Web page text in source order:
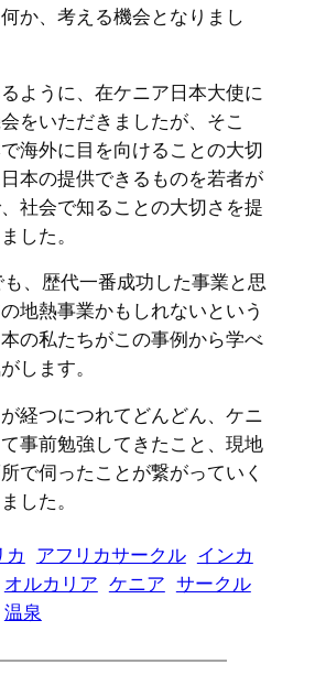
か、考える機会となりまし
ように、在ケニア日本大使に
をいただきましたが、そこ
海外に目を向けることの大切
本の提供できるものを若者が
社会で知ることの大切さを提
した。
、歴代一番成功した事業と思
地熱事業かもしれないという
の私たちがこの事例から学べ
します。
経つにつれてどんどん、ケニ
事前勉強してきたこと、現地
で伺ったことが繋がっていく
した。
カ アフリカサークル インカ
オルカリア ケニア サークル
温泉